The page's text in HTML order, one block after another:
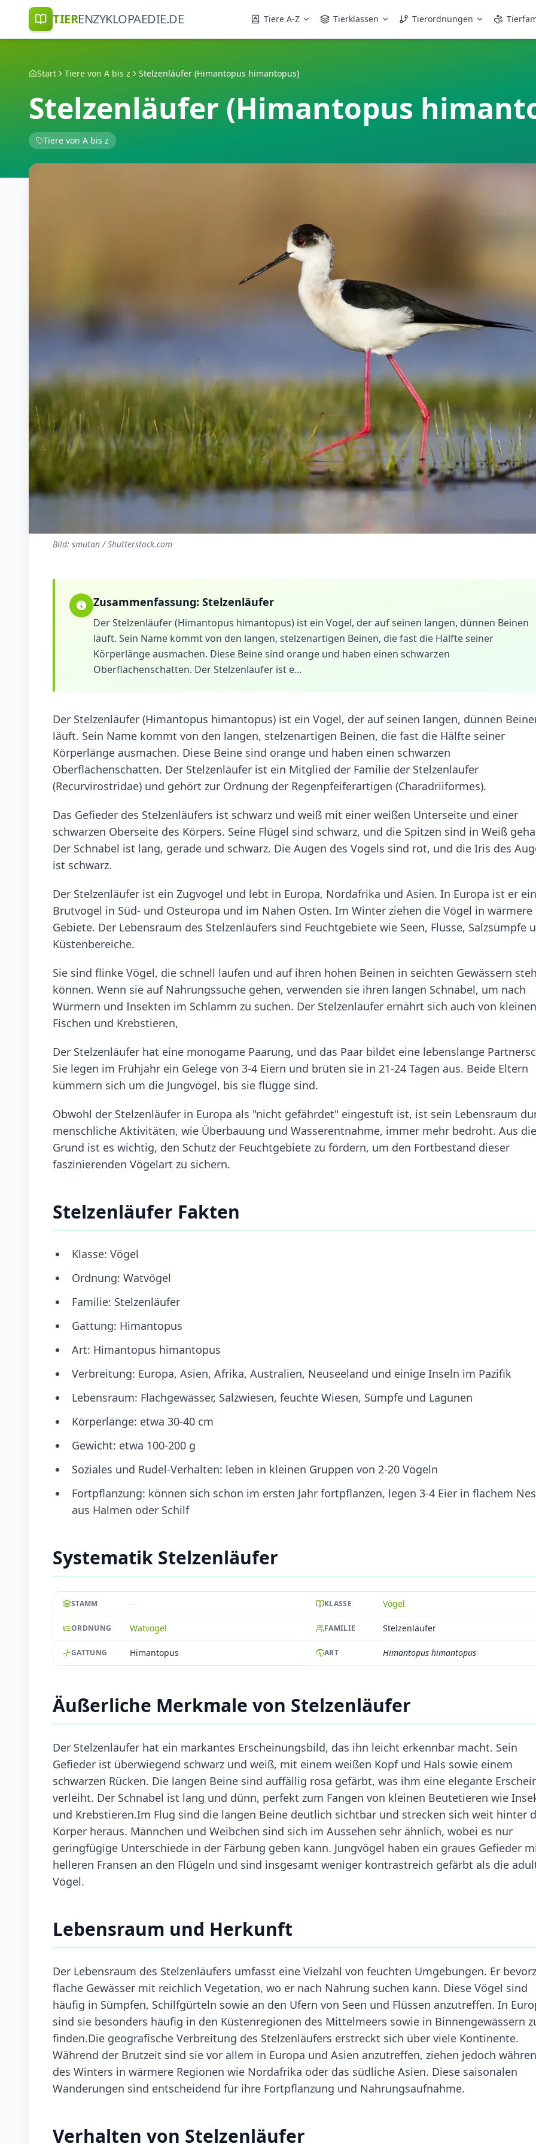
TIERENZYKLOPAEDIE.DE Tiere A-Z Tierklassen Tierordnungen
Start Tiere von A bis z Stelzenläufer (Himantopus himantopus)
Stelzenläufer (Himantopus
Tiere von A bis z
Bild: smutan / Shutterstock.com
Zusammenfassung: Stelzenläufer
Der Stelzenläufer (Himantopus himantopus) ist ein Vogel, der auf seinen langen, dünnen Beinen
läuft. Sein Name kommt von den langen, stelzenartigen Beinen, die fast die Hälfte seiner
Körperlänge ausmachen. Diese Beine sind orange und haben einen schwarzen
Oberflächenschatten. Der Stelzenläufer ist e...
Der Stelzenläufer (Himantopus himantopus) ist ein Vogel, der auf seinen langen, dünnen
läuft. Sein Name kommt von den langen, stelzenartigen Beinen, die fast die Hälfte seiner
Körperlänge ausmachen. Diese Beine sind orange und haben einen schwarzen
Oberflächenschatten. Der Stelzenläufer ist ein Mitglied der Familie der Stelzenläufer
(Recurvirostridae) und gehört zur Ordnung der Regenpfeiferartigen (Charadriiformes).
Das Gefieder des Stelzenläufers ist schwarz und weiß mit einer weißen Unterseite und einer
schwarzen Oberseite des Körpers. Seine Flügel sind schwarz, und die Spitzen sind in Weiß
Der Schnabel ist lang, gerade und schwarz. Die Augen des Vogels sind rot, und die Iris des
ist schwarz.
Der Stelzenläufer ist ein Zugvogel und lebt in Europa, Nordafrika und Asien. In Europa ist er ein
Brutvogel in Süd- und Osteuropa und im Nahen Osten. Im Winter ziehen die Vögel in wärmere
Gebiete. Der Lebensraum des Stelzenläufers sind Feuchtgebiete wie Seen, Flüsse, Salzsümpfe
Küstenbereiche.
Sie sind flinke Vögel, die schnell laufen und auf ihren hohen Beinen in seichten Gewässern
können. Wenn sie auf Nahrungssuche gehen, verwenden sie ihren langen Schnabel, um nach
Würmern und Insekten im Schlamm zu suchen. Der Stelzenläufer ernährt sich auch von kleinen
Fischen und Krebstieren,
Der Stelzenläufer hat eine monogame Paarung, und das Paar bildet eine lebenslange
Sie legen im Frühjahr ein Gelege von 3-4 Eiern und brüten sie in 21-24 Tagen aus. Beide Eltern
kümmern sich um die Jungvögel, bis sie flügge sind.
Obwohl der Stelzenläufer in Europa als "nicht gefährdet" eingestuft ist, ist sein Lebensraum
menschliche Aktivitäten, wie Überbauung und Wasserentnahme, immer mehr bedroht. Aus
Grund ist es wichtig, den Schutz der Feuchtgebiete zu fördern, um den Fortbestand dieser
faszinierenden Vögelart zu sichern.
Stelzenläufer Fakten
Klasse: Vögel
Ordnung: Watvögel
Familie: Stelzenläufer
Gattung: Himantopus
Art: Himantopus himantopus
Verbreitung: Europa, Asien, Afrika, Australien, Neuseeland und einige Inseln im Pazifik
Lebensraum: Flachgewässer, Salzwiesen, feuchte Wiesen, Sümpfe und Lagunen
Körperlänge: etwa 30-40 cm
Gewicht: etwa 100-200 g
Soziales und Rudel-Verhalten: leben in kleinen Gruppen von 2-20 Vögeln
Fortpflanzung: können sich schon im ersten Jahr fortpflanzen, legen 3-4 Eier in flachem
aus Halmen oder Schilf
Systematik Stelzenläufer
STAMM -- KLASSE Vögel
ORDNUNG Watvögel FAMILIE Stelzenläufer
GATTUNG Himantopus ART Himantopus himantopus
Äußerliche Merkmale von Stelzenläufer
Der Stelzenläufer hat ein markantes Erscheinungsbild, das ihn leicht erkennbar macht. Sein
Gefieder ist überwiegend schwarz und weiß, mit einem weißen Kopf und Hals sowie einem
schwarzen Rücken. Die langen Beine sind auffällig rosa gefärbt, was ihm eine elegante
verleiht. Der Schnabel ist lang und dünn, perfekt zum Fangen von kleinen Beutetieren wie
und Krebstieren.Im Flug sind die langen Beine deutlich sichtbar und strecken sich weit hinter
Körper heraus. Männchen und Weibchen sind sich im Aussehen sehr ähnlich, wobei es nur
geringfügige Unterschiede in der Färbung geben kann. Jungvögel haben ein graues Gefieder
helleren Fransen an den Flügeln und sind insgesamt weniger kontrastreich gefärbt als die
Vögel.
Lebensraum und Herkunft
Der Lebensraum des Stelzenläufers umfasst eine Vielzahl von feuchten Umgebungen. Er
flache Gewässer mit reichlich Vegetation, wo er nach Nahrung suchen kann. Diese Vögel sind
häufig in Sümpfen, Schilfgürteln sowie an den Ufern von Seen und Flüssen anzutreffen. In
sind sie besonders häufig in den Küstenregionen des Mittelmeers sowie in Binnengewässern
finden.Die geografische Verbreitung des Stelzenläufers erstreckt sich über viele Kontinente.
Während der Brutzeit sind sie vor allem in Europa und Asien anzutreffen, ziehen jedoch
des Winters in wärmere Regionen wie Nordafrika oder das südliche Asien. Diese saisonalen
Wanderungen sind entscheidend für ihre Fortpflanzung und Nahrungsaufnahme.
Verhalten von Stelzenläufer